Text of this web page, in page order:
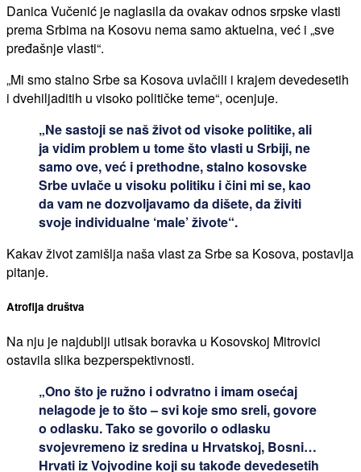
Danica Vučenić je naglasila da ovakav odnos srpske vlasti
prema Srbima na Kosovu nema samo aktuelna, već i „sve
pređašnje vlasti“.
„Mi smo stalno Srbe sa Kosova uvlačili i krajem devedesetih
i dvehiljaditih u visoko političke teme“, ocenjuje.
„Ne sastoji se naš život od visoke politike, ali
ja vidim problem u tome što vlasti u Srbiji, ne
samo ove, već i prethodne, stalno kosovske
Srbe uvlače u visoku politiku i čini mi se, kao
da vam ne dozvoljavamo da dišete, da živiti
svoje individualne ‘male’ živote“.
Kakav život zamišlja naša vlast za Srbe sa Kosova, postavlja
pitanje.
Atrofija društva
Na nju je najdublji utisak boravka u Kosovskoj Mitrovici
ostavila slika bezperspektivnosti.
„Ono što je ružno i odvratno i imam osećaj
nelagode je to što – svi koje smo sreli, govore
o odlasku. Tako se govorilo o odlasku
svojevremeno iz sredina u Hrvatskoj, Bosni…
Hrvati iz Vojvodine koji su takođe devedesetih